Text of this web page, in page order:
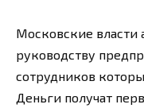
Московские власти
руководству
сотрудников
Деньги получат